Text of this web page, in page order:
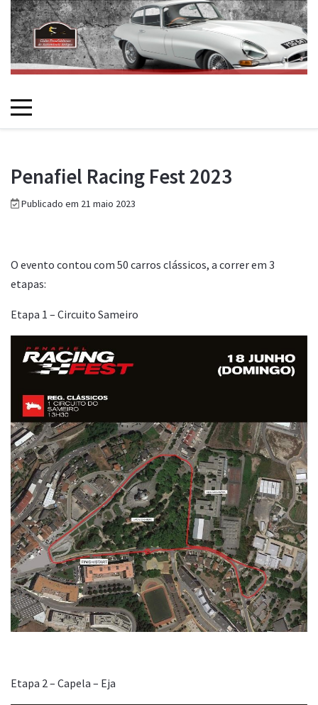
Penafiel Racing Fest 2023
Publicado em 21 maio 2023
O evento contou com 50 carros clássicos, a correr em 3
etapas:
Etapa 1 – Circuito Sameiro
Etapa 2 – Capela – Eja